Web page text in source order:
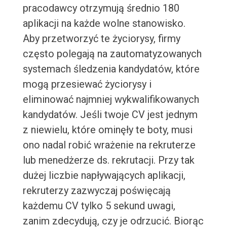
pracodawcy otrzymują średnio 180
aplikacji na każde wolne stanowisko.
Aby przetworzyć te życiorysy, firmy
często polegają na zautomatyzowanych
systemach śledzenia kandydatów, które
mogą przesiewać życiorysy i
eliminować najmniej wykwalifikowanych
kandydatów. Jeśli twoje CV jest jednym
z niewielu, które ominęły te boty, musi
ono nadal robić wrażenie na rekruterze
lub menedżerze ds. rekrutacji. Przy tak
dużej liczbie napływających aplikacji,
rekruterzy zazwyczaj poświęcają
każdemu CV tylko 5 sekund uwagi,
zanim zdecydują, czy je odrzucić. Biorąc